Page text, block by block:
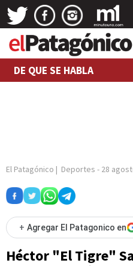
DE QUE SE HABLA
El Patagónico | Deportes - 28
+ Agregar El Patagonico en
Héctor "El Tigre"